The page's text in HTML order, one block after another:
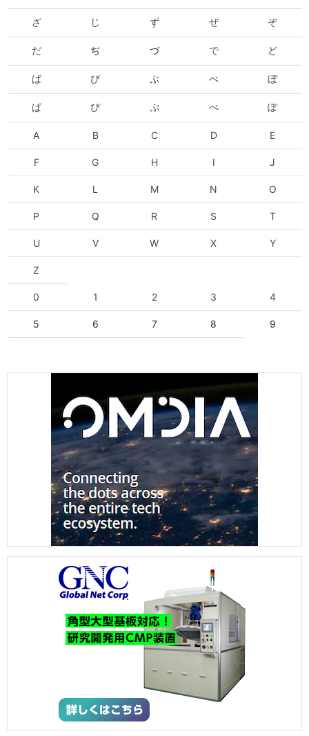
ざ じ ず ぜ ぞ
だ ぢ づ で ど
ば び ぶ べ ぼ
ぱ ぴ ぷ ぺ ぽ
A B C D E
F G H I J
K L M N O
P Q R S T
U V W X Y
Z
0 1 2 3 4
5 6 7 8 9